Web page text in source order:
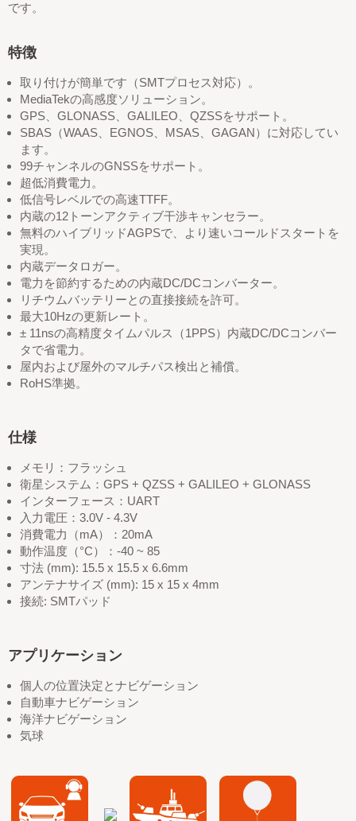
です。
特徴
取り付けが簡単です（SMTプロセス対応）。
MediaTekの高感度ソリューション。
GPS、GLONASS、GALILEO、QZSSをサポート。
SBAS（WAAS、EGNOS、MSAS、GAGAN）に対応してい
ます。
99チャンネルのGNSSをサポート。
超低消費電力。
低信号レベルでの高速TTFF。
内蔵の12トーンアクティブ干渉キャンセラー。
無料のハイブリッドAGPSで、より速いコールドスタートを
実現。
内蔵データロガー。
電力を節約するための内蔵DC/DCコンバーター。
リチウムバッテリーとの直接接続を許可。
最大10Hzの更新レート。
± 11nsの高精度タイムパルス（1PPS）内蔵DC/DCコンバー
タで省電力。
屋内および屋外のマルチパス検出と補償。
RoHS準拠。
仕様
メモリ：フラッシュ
衛星システム：GPS + QZSS + GALILEO + GLONASS
インターフェース：UART
入力電圧：3.0V - 4.3V
消費電力（mA）：20mA
動作温度（°C）：-40 ~ 85
寸法 (mm): 15.5 x 15.5 x 6.6mm
アンテナサイズ (mm): 15 x 15 x 4mm
接続: SMTパッド
アプリケーション
個人の位置決定とナビゲーション
自動車ナビゲーション
海洋ナビゲーション
気球